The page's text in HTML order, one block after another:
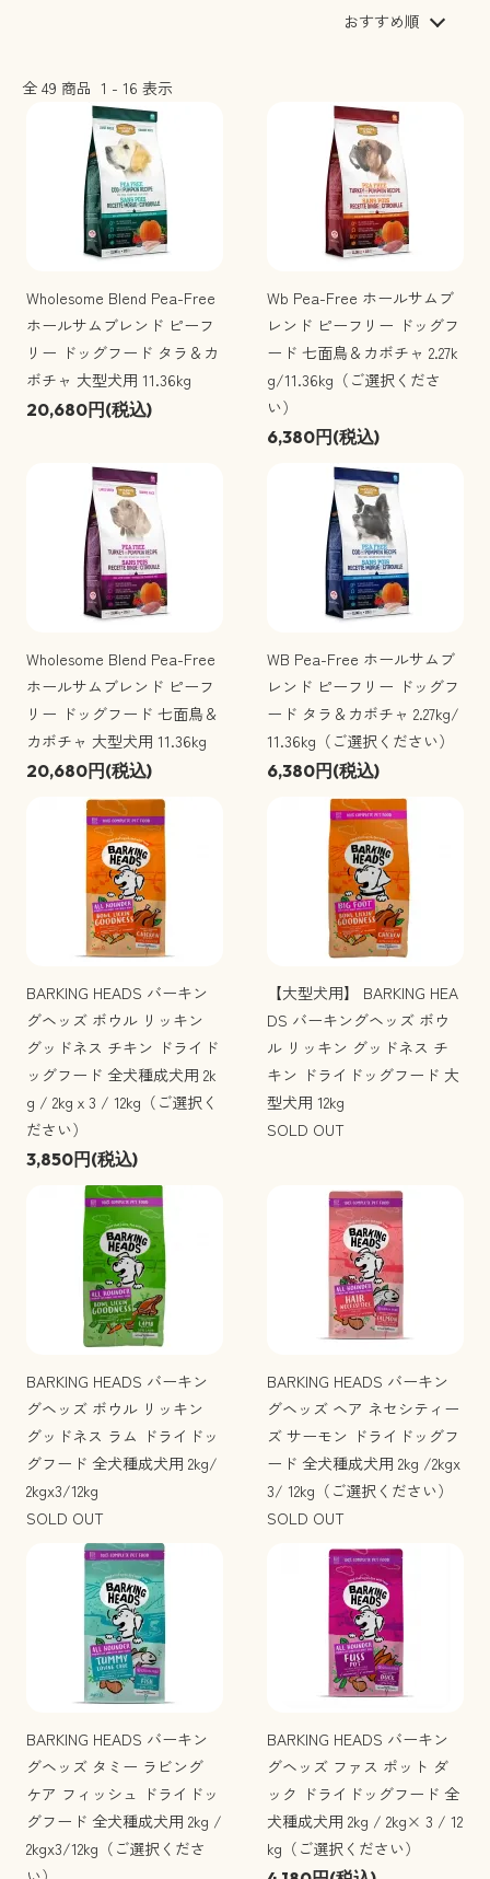
おすすめ順
全 49 商品 1 - 16 表示
Wholesome Blend Pea-Free
ホールサムブレンド ピーフ
リー ドッグフード タラ＆カ
ボチャ 大型犬用 11.36kg
20,680円(税込)
Wb Pea-Free ホールサムブ
レンド ピーフリー ドッグフ
ード 七面鳥＆カボチャ 2.27k
g/11.36kg（ご選択くださ
い）
6,380円(税込)
Wholesome Blend Pea-Free
ホールサムブレンド ピーフ
リー ドッグフード 七面鳥＆
カボチャ 大型犬用 11.36kg
20,680円(税込)
WB Pea-Free ホールサムブ
レンド ピーフリー ドッグフ
ード タラ＆カボチャ 2.27kg/
11.36kg（ご選択ください）
6,380円(税込)
BARKING HEADS バーキン
グヘッズ ボウル リッキン
グッドネス チキン ドライド
ッグフード 全犬種成犬用 2k
g / 2kgｘ3 / 12kg（ご選択く
ださい）
3,850円(税込)
【大型犬用】 BARKING HEA
DS バーキングヘッズ ボウ
ル リッキン グッドネス チ
キン ドライドッグフード 大
型犬用 12kg
SOLD OUT
BARKING HEADS バーキン
グヘッズ ボウル リッキン
グッドネス ラム ドライドッ
グフード 全犬種成犬用 2kg/
2kgx3/12kg
SOLD OUT
BARKING HEADS バーキン
グヘッズ ヘア ネセシティー
ズ サーモン ドライドッグフ
ード 全犬種成犬用 2kg /2kgx
3/ 12kg（ご選択ください）
SOLD OUT
BARKING HEADS バーキン
グヘッズ タミー ラビング
ケア フィッシュ ドライドッ
グフード 全犬種成犬用 2kg /
2kgx3/12kg（ご選択くださ
BARKING HEADS バーキン
グヘッズ ファス ポット ダ
ック ドライドッグフード 全
犬種成犬用 2kg / 2kg× 3 / 12
kg（ご選択ください）